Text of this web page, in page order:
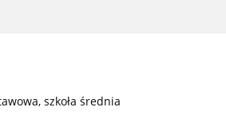
, szkoła średnia